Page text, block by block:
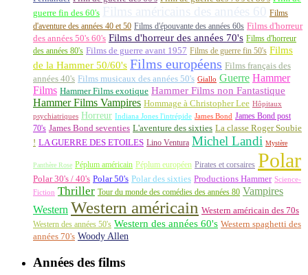
guerre fin des 60's Films américains des années 60 Films
d'aventure des années 40 et 50 Films d'épouvante des années 60s Films d'horreur
des années 50's 60's Films d'horreur des années 70's Films d'horreur
des années 80's Films de guerre avant 1957 Films de guerre fin 50's Films
de la Hammer 50/60's Films européens Films français des
années 40's Films musicaux des années 50's Giallo Guerre Hammer
Films Hammer Films exotique Hammer Films non Fantastique
Hammer Films Vampires Hommage à Christopher Lee Hôpitaux
psychiatriques Horreur Indiana Jones l'intrépide James Bond James Bond post
70's James Bond seventies L'aventure des sixties La classe Roger Soubie
! LA GUERRE DES ETOILES Lino Ventura Michel Landi Mystère
Panthère Rose Péplum américain Péplum européen Pirates et corsaires Polar
Polar 30's / 40's Polar 50's Polar des sixties Productions Hammer Science-
Fiction Thriller Tour du monde des comédies des années 80 Vampires
Western Western américain Western américain des 70s
Western des années 50's Western des années 60's Western spaghetti des
années 70's Woody Allen
Années des films